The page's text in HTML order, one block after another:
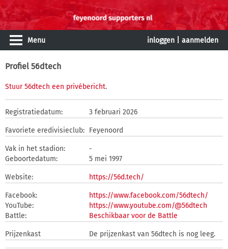
Menu inloggen aanmelden
Profiel 56dtech
Stuur 56dtech een privébericht.
Registratiedatum: 3 februari 2026
Favoriete eredivisieclub: Feyenoord
Vak in het stadion:
-
Geboortedatum:
5 mei 1997
Website: https://56d.tech/
Facebook:
https://www.facebook.com/56dtech/
YouTube:
https://www.youtube.com/@56dtech
Battle:
Beschikbaar voor de Battle
Prijzenkast De prijzenkast van 56dtech is nog leeg.